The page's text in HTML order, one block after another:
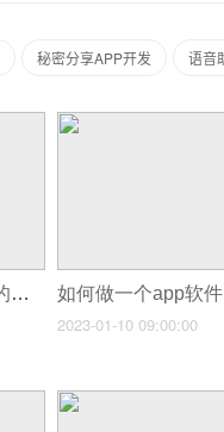
秘密分享APP开发 语音
如何做一个APP软件,制作的一个软件大约多少钱
2023-01-10 09:00:00